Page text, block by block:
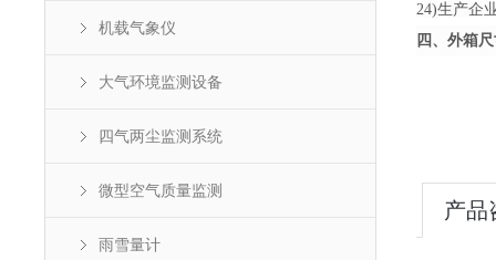
机载气象仪
大气环境监测设备
四气两尘监测系统
微型空气质量监测
雨雪量计
24)生产企
四、外箱
产品